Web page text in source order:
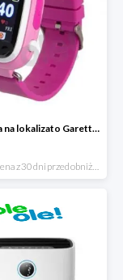
Super cena na lokalizato Garett Kids2
*najniższa cena z 30 dni przed obniżką